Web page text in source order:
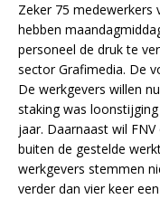
Zeker 75 medewerkers
hebben
personeel de druk te
sector Grafimedia. De
De werkgevers willen
staking was
jaar. Daarnaast wil
buiten de gestelde
werkgevers stemmen
verder dan vier keer